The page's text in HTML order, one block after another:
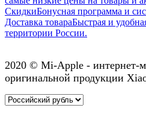
СкидкиБонусная программа и
Доставка товараБыстрая и
территории России.
2020 © Mi-Apple - интернет-
оригинальной продукции